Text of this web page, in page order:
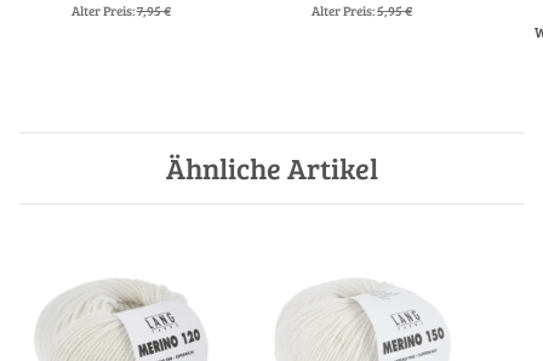
Alter Preis:7,95 € Alter Preis:5,95 €
Ähnliche Artikel